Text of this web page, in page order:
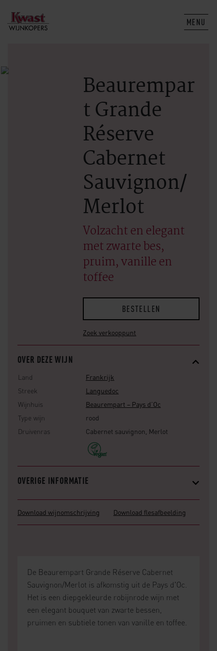
MENU
Beaurempar
t Grande
Réserve
Cabernet
Sauvignon/
Merlot
Volzacht en elegant
met zwarte bes,
pruim, vanille en
toffee
BESTELLEN
Zoek verkooppunt
OVER DEZE WIJN
Land
Frankrijk
Streek
Languedoc
Wijnhuis
Beaurempart – Pays d’Oc
Type wijn
rood
Druivenras
Cabernet sauvignon, Merlot
OVERIGE INFORMATIE
Download wijnomschrijving Download flesafbeelding
De Beaurempart Grande Réserve Cabernet
Sauvignon/Merlot is afkomstig uit de Pays d'Oc.
Het is een diepgekleurde robijnrode wijn met
een elegant bouquet van zwarte bessen,
pruimen en subtiele tonen van vanille en toffee.